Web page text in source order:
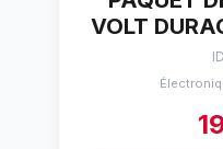
VOLT